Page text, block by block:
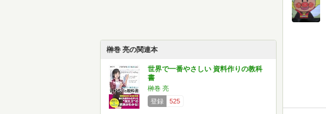
榊巻 亮の関連本
世界で一番やさしい 資料作りの教科
書
榊巻 亮
登録
525